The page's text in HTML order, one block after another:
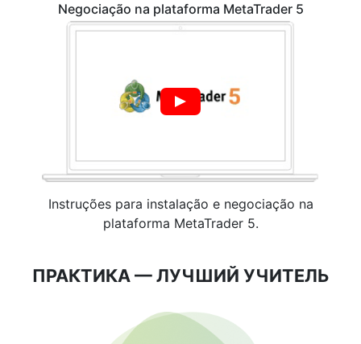
Negociação na plataforma MetaTrader 5
Instruções para instalação e negociação na
plataforma MetaTrader 5.
ПРАКТИКА — ЛУЧШИЙ УЧИТЕЛЬ